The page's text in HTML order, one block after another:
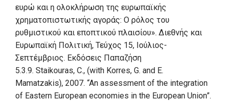
ευρώ και η ολοκλήρωση της ευρωπαϊκής
χρηματοπιστωτικής αγοράς: Ο ρόλος του
ρυθμιστικού και εποπτικού πλαισίου». Διεθνής και
Ευρωπαϊκή Πολιτική, Τεύχος 15, Ιούλιος-
Σεπτέμβριος. Εκδόσεις Παπαζήση
5.3.9. Staikouras, C., (with Korres, G. and E.
Mamatzakis), 2007. “An assessment of the integration
of Eastern European economies in the European Union”.